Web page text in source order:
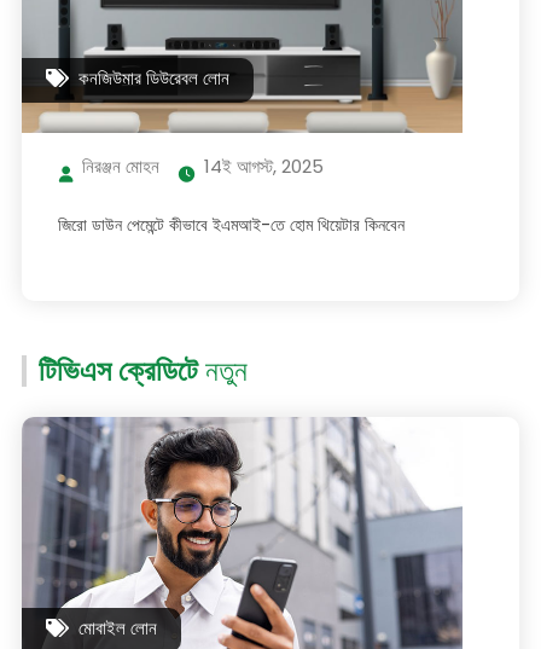
কনজিউমার ডিউরেবল লোন
নিরঞ্জন মোহন 14ই আগস্ট, 2025
জিরো ডাউন পেমেন্টে কীভাবে ইএমআই-তে হোম থিয়েটার কিনবেন
টিভিএস ক্রেডিটেনতুন
মোবাইল লোন